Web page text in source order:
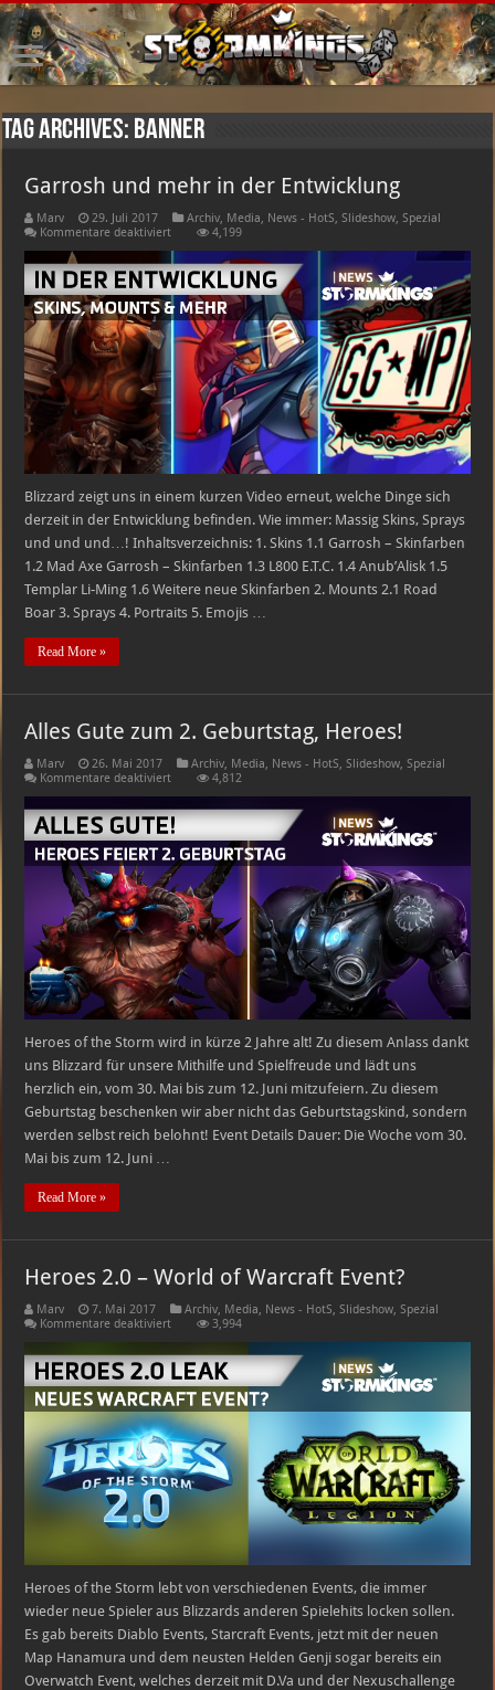
Tag Archives: banner
Garrosh und mehr in der Entwicklung
Marv 29. Juli 2017 Archiv, Media, News - HotS,Slideshow,Spezial
Kommentare deaktiviertfür
und
mehr
in
der
Entwicklung
4,199
Blizzard zeigt uns in einem kurzen Video erneut, welche Dinge sich
derzeit in der Entwicklung befinden. Wie immer: Massig Skins, Sprays
und und und…! Inhaltsverzeichnis: 1. Skins 1.1 Garrosh – Skinfarben
1.2 Mad Axe Garrosh – Skinfarben 1.3 L800 E.T.C. 1.4 Anub’Alisk 1.5
Templar Li-Ming 1.6 Weitere neue Skinfarben 2. Mounts 2.1 Road
Boar 3. Sprays 4. Portraits 5. Emojis …
Read More »
Alles Gute zum 2. Geburtstag, Heroes!
Marv 26. Mai 2017 Archiv, Media, News - HotS,Slideshow,Spezial
Kommentare deaktiviertfür
Gute
zum
2.
Geburtstag,
Heroes!
4,812
Heroes of the Storm wird in kürze 2 Jahre alt! Zu diesem Anlass dankt
uns Blizzard für unsere Mithilfe und Spielfreude und lädt uns
herzlich ein, vom 30. Mai bis zum 12. Juni mitzufeiern. Zu diesem
Geburtstag beschenken wir aber nicht das Geburtstagskind, sondern
werden selbst reich belohnt! Event Details Dauer: Die Woche vom 30.
Mai bis zum 12. Juni …
Read More »
Heroes 2.0 – World of Warcraft Event?
Marv 7. Mai 2017 Archiv, Media, News - HotS,Slideshow,Spezial
Kommentare deaktiviertfür
2.0
–
World
of
Warcraft
Event?
3,994
Heroes of the Storm lebt von verschiedenen Events, die immer
wieder neue Spieler aus Blizzards anderen Spielehits locken sollen.
Es gab bereits Diablo Events, Starcraft Events, jetzt mit der neuen
Map Hanamura und dem neusten Helden Genji sogar bereits ein
Overwatch Event, welches derzeit mit D.Va und der Nexuschallenge